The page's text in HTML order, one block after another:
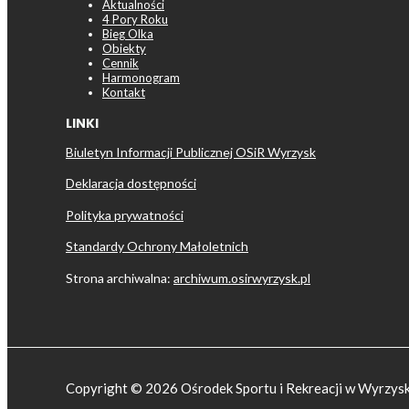
Aktualności
4 Pory Roku
Bieg Olka
Obiekty
Cennik
Harmonogram
Kontakt
LINKI
Biuletyn Informacji Publicznej OSiR Wyrzysk
Deklaracja dostępności
Polityka prywatności
Standardy Ochrony Małoletnich
Strona archiwalna: archiwum.osirwyrzysk.pl
Copyright © 2026 Ośrodek Sportu i Rekreacji w